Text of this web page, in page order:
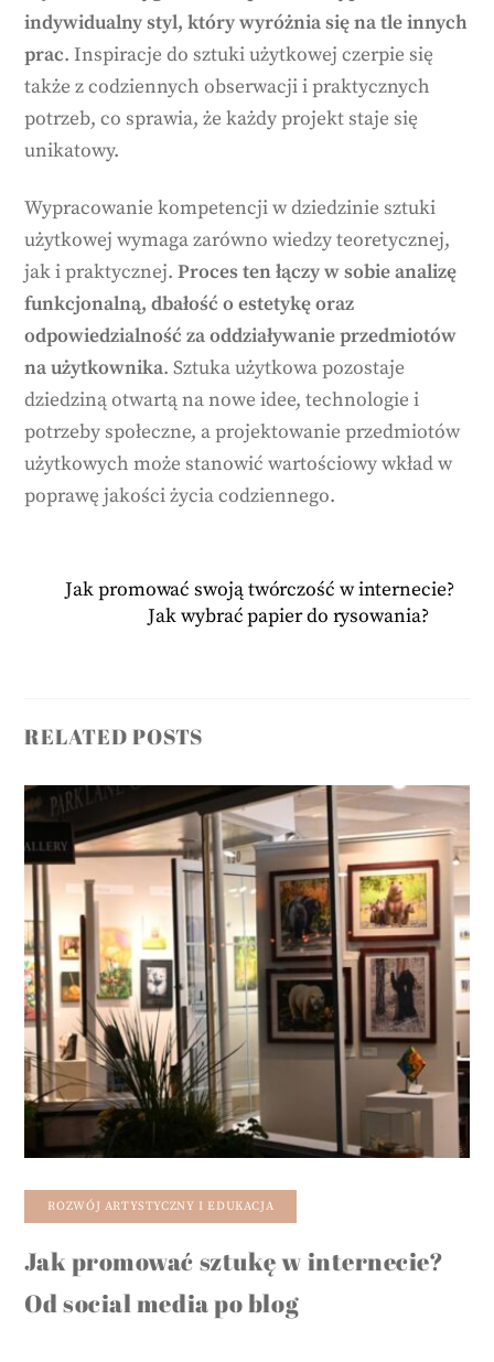
indywidualny styl, który wyróżnia się na tle innych
prac. Inspiracje do sztuki użytkowej czerpie się
także z codziennych obserwacji i praktycznych
potrzeb, co sprawia, że każdy projekt staje się
unikatowy.
Wypracowanie kompetencji w dziedzinie sztuki
użytkowej wymaga zarówno wiedzy teoretycznej,
jak i praktycznej.Proces ten łączy w sobie analizę
funkcjonalną, dbałość o estetykę oraz
odpowiedzialność za oddziaływanie przedmiotów
na użytkownika. Sztuka użytkowa pozostaje
dziedziną otwartą na nowe idee, technologie i
potrzeby społeczne, a projektowanie przedmiotów
użytkowych może stanowić wartościowy wkład w
poprawę jakości życia codziennego.
Jak promować swoją twórczość w internecie?
Jak wybrać papier do rysowania?
RELATED POSTS
ROZWÓJ ARTYSTYCZNY I EDUKACJA
Jak promować sztukę w internecie?
Od social media po blog